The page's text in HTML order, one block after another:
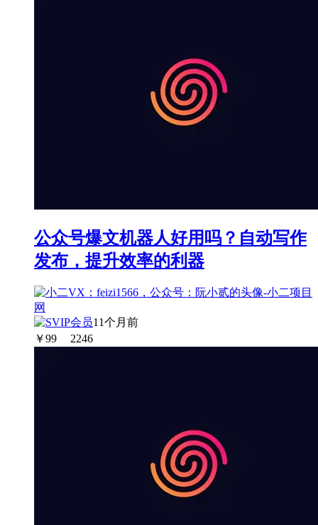
公众号爆文机器人好用吗？自动写作
发布，提升效率的利器
11个月前
￥99 2246